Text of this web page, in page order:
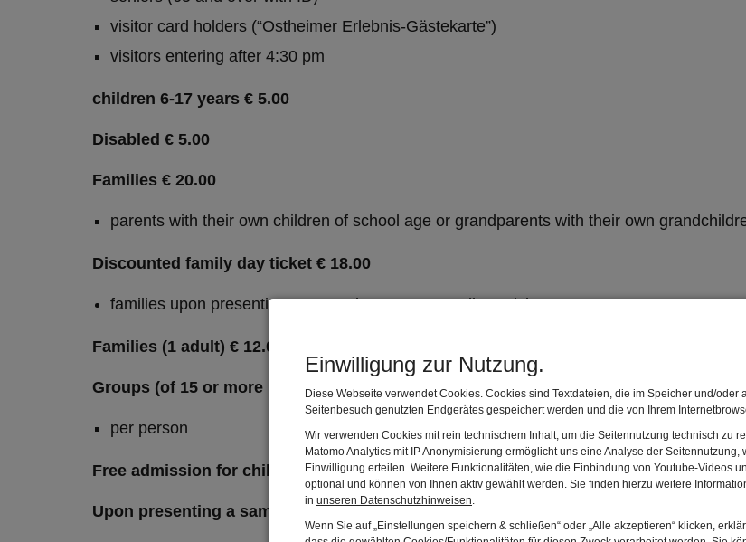
Einwilligung zur Nutzung.
Diese Webseite verwendet Cookies. Cookies sind Textdateien, die im Speicher und/oder
Seitenbesuch genutzten Endgerätes gespeichert werden und die von Ihrem
Wir verwenden Cookies mit rein technischem Inhalt, um die Seitennutzung technisch zu
Matomo Analytics mit IP Anonymisierung ermöglicht uns eine Analyse der Seitennutzung,
Einwilligung erteilen. Weitere Funktionalitäten, wie die Einbindung von Youtube-Videos
optional und können von Ihnen aktiv gewählt werden. Sie finden hierzu weitere
in unseren Datenschutzhinweisen.
Wenn Sie auf „Einstellungen speichern & schließen“ oder „Alle akzeptieren“ klicken,
visitor card holders (“Ostheimer Erlebnis-Gästekarte”)
visitors entering after 4:30 pm
children 6-17 years € 5.00
Disabled € 5.00
Families € 20.00
parents with their own children of school age or grandparents with their own
Discounted family day ticket € 18.00
families upon presenting a same-day Museum Railway ticket
Families (1 adult) € 12.00
Groups (of 15 or more people) € 7.00
per person
Free admission for children under 6 years.
Upon presenting a same-day Museum Railway ticket full price paying adults will be